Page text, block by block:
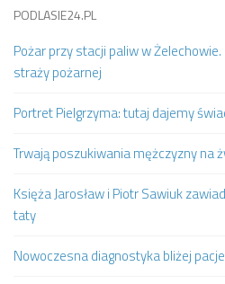
PODLASIE24.PL
Pożar przy stacji paliw w
straży pożarnej
Portret Pielgrzyma: tutaj dajemy
Trwają poszukiwania mężczyzny na
Księża Jarosław i Piotr Sawiuk
taty
Nowoczesna diagnostyka bliżej